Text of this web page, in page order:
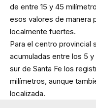
de entre 15 y 45
esos valores de manera
localmente fuertes.
Para el centro provincial
acumuladas entre los 5
sur de Santa Fe los
milímetros, aunque
localizada.